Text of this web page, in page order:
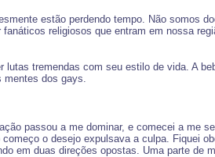
estão perdendo tempo. Não somos
religiosos que entram em nossa
tremendas com seu estilo de vida. A
mentes dos gays.
passou a me dominar, e comecei a me
o desejo expulsava a culpa. Fiquei
em duas direções opostas. Uma parte de